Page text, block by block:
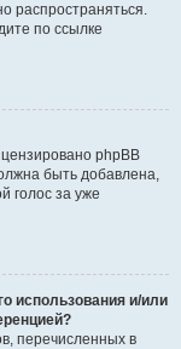
распространяться.
по ссылке
phpBB
быть добавлена,
голос за уже
использования и/или
перечисленных в